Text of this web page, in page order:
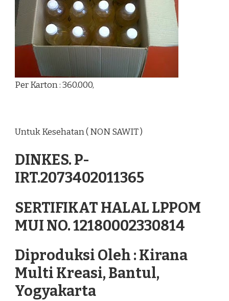
Per Karton : 360.000,
Untuk Kesehatan ( NON SAWIT )
DINKES. P-
IRT.2073402011365
SERTIFIKAT HALAL LPPOM
MUI NO. 12180002330814
Diproduksi Oleh : Kirana
Multi Kreasi, Bantul,
Yogyakarta